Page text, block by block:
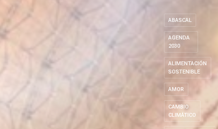
ABASCAL
AGENDA
2030
ALIMENTACIÓN
SOSTENIBLE
AMOR
CAMBIO
CLIMÁTICO